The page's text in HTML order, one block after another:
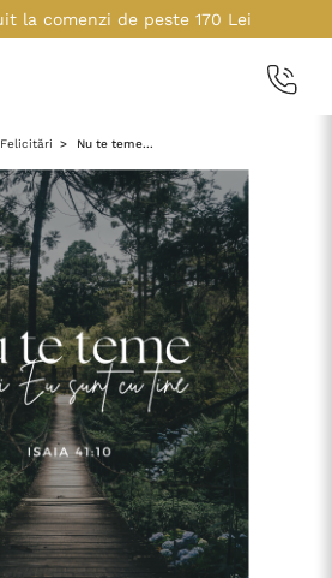
la comenzi de peste 170 Lei
Felicitări Nu te teme...